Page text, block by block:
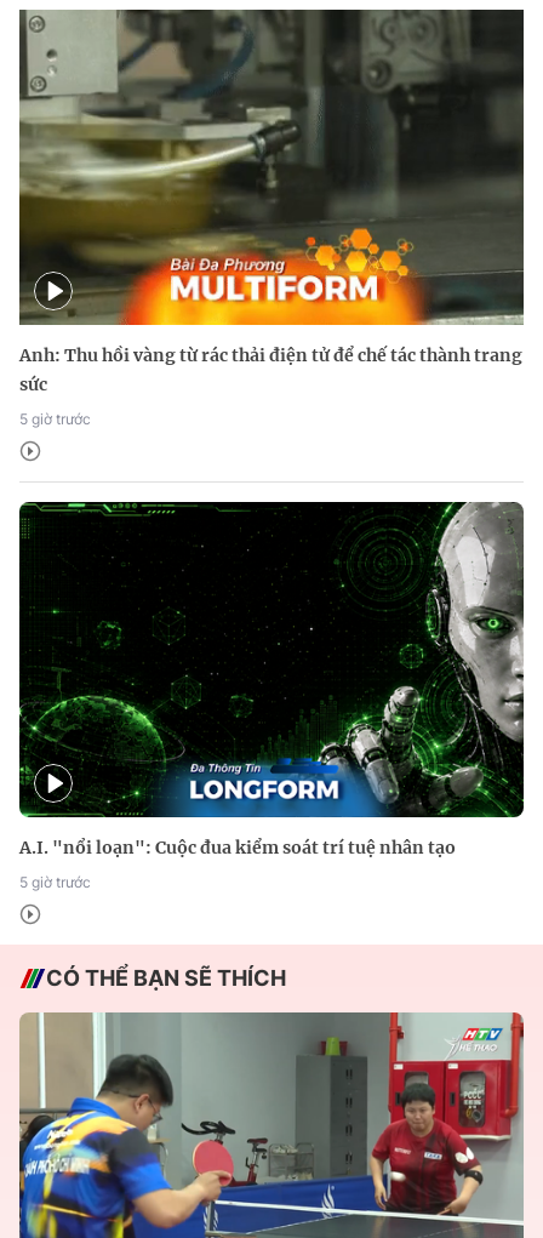
Anh: Thu hồi vàng từ rác thải điện tử để chế tác thành trang
sức
5 giờ trước
A.I. "nổi loạn": Cuộc đua kiểm soát trí tuệ nhân tạo
5 giờ trước
CÓ THỂ BẠN SẼ THÍCH